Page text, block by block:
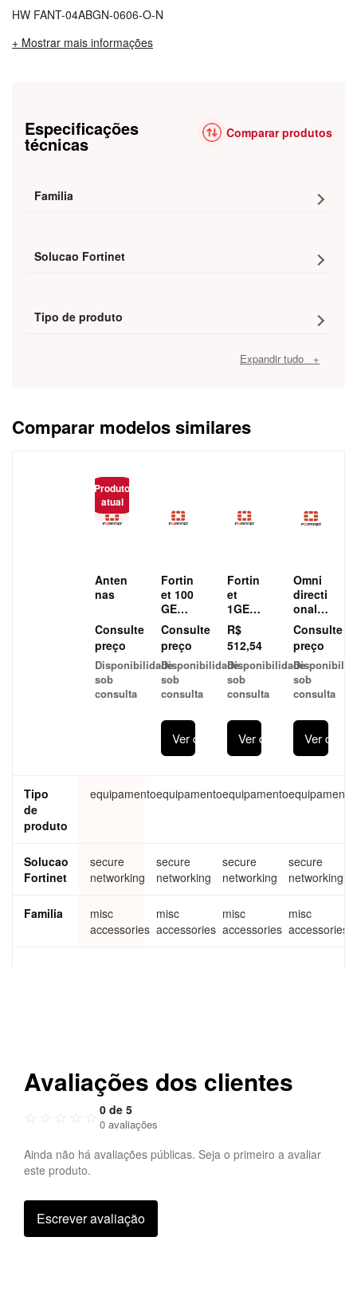
HW FANT-04ABGN-0606-O-N
+ Mostrar mais informações
Especificações
técnicas Comparar produtos
Familia
Solucao Fortinet
Tipo de produto
Expandir tudo +
Comparar modelos similares
Produto
atual
Anten
nas
Consulte
preço
Disponibilidade
sob
consulta
Fortin
et 100
GE
QSFP
28
transc
eivers
FN-
TRAN
QSFP
28-
CWD
Consulte
preço
Disponibilidade
sob
consulta
Ver detalhes
Fortin
et
1GE
SFP
SX
transc
eiver
modul
e FN-
-SX
R$
512,54
Disponibilidade
sob
consulta
Ver detalhes
Omni
directi
onal
360
degre
e
dualb
and
indoo
replac
ement
anten
Consulte
preço
sob
consulta
Ver
Tipo
de
produto
equipamentoequipamentoequipamentoequipamento
Solucao
Fortinet
secure
networking
secure
networking
secure
networking
secure
networking
Familia
misc
accessories
misc
accessories
misc
accessories
misc
accessories
Avaliações dos clientes
☆ ☆ ☆ ☆ ☆ 0 de 5
0 avaliações
Ainda não há avaliações públicas. Seja o primeiro a avaliar
este produto.
Escrever avaliação